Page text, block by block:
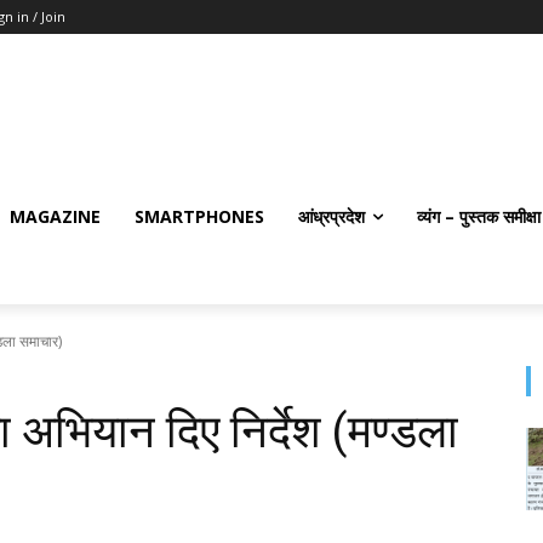
in / Join
MAGAZINE SMARTPHONES आंध्रप्रदेश व्यंग – पुस्तक समीक्षा
समाचार)
अभियान दिए निर्देश (मण्‍डला